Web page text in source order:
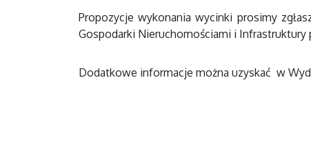
Propozycje wykonania wycinki prosimy
Gospodarki Nieruchomościami i Infrastruktury
Dodatkowe informacje można uzyskać w